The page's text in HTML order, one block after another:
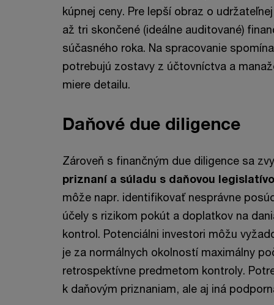
kúpnej ceny. Pre lepší obraz o
až tri skončené (ideálne auditované)
súčasného roka. Na spracovanie
potrebujú zostavy z účtovníctva a
miere detailu.
Daňové due diligence
Zároveň s finančným due diligence sa
priznaní a súladu s daňovou
môže napr. identifikovať nesprávne
účely s rizikom pokút a doplatkov na
kontrol. Potenciálni investori môžu
je za normálnych okolností maximálny
retrospektívne predmetom kontroly.
k daňovým priznaniam, ale aj iná